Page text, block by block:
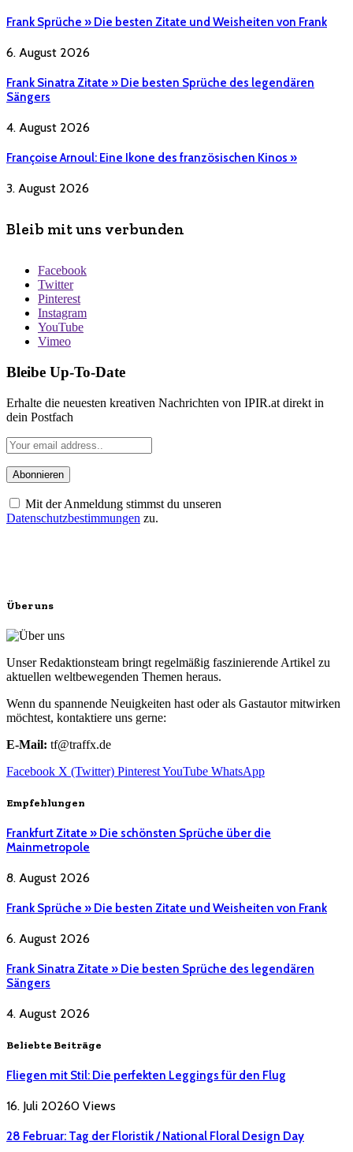
Frank Sprüche » Die besten Zitate und Weisheiten von Frank
6. August 2026
Frank Sinatra Zitate » Die besten Sprüche des legendären
Sängers
4. August 2026
Françoise Arnoul: Eine Ikone des französischen Kinos »
3. August 2026
Bleib mit uns verbunden
Facebook
Twitter
Pinterest
Instagram
YouTube
Vimeo
Bleibe Up-To-Date
Erhalte die neuesten kreativen Nachrichten von IPIR.at direkt in
dein Postfach
Mit der Anmeldung stimmst du unseren
Datenschutzbestimmungen zu.
Über uns
Unser Redaktionsteam bringt regelmäßig faszinierende Artikel zu
aktuellen weltbewegenden Themen heraus.
Wenn du spannende Neuigkeiten hast oder als Gastautor mitwirken
möchtest, kontaktiere uns gerne:
E-Mail: tf@traffx.de
Facebook X (Twitter) PinterestYouTube WhatsApp
Empfehlungen
Frankfurt Zitate » Die schönsten Sprüche über die
Mainmetropole
8. August 2026
Frank Sprüche » Die besten Zitate und Weisheiten von Frank
6. August 2026
Frank Sinatra Zitate » Die besten Sprüche des legendären
Sängers
4. August 2026
Beliebte Beiträge
Fliegen mit Stil: Die perfekten Leggings für den Flug
16. Juli 20260 Views
28 Februar: Tag der Floristik / National Floral Design Day